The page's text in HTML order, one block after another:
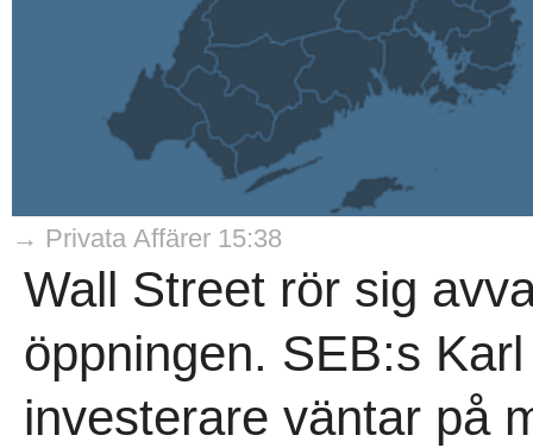
→ Privata Affärer 15:38
Wall Street rör sig
öppningen. SEB:s
investerare väntar på